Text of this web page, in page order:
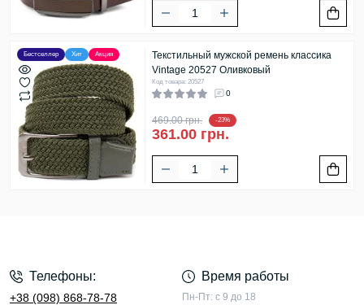
Бестселлер Хит Акция
Текстильный мужской ремень классика
Vintage 20527 Оливковый
Код товара: 20527
0
469.00 грн. -23%
361.00 грн.
Телефоны:
+38 (098) 868-78-78
Время работы
Пн-Пт: с 9 до 18